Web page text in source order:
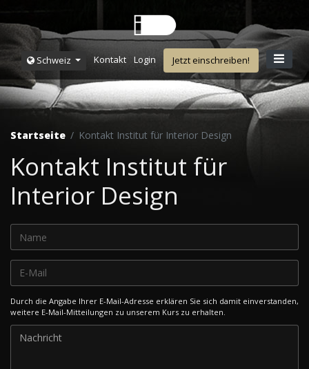
Schweiz Kontakt Login Jetzt einschreiben!
Startseite Kontakt Institut für Interior Design
Kontakt Institut für
Interior Design
Durch die Angabe Ihrer E-Mail-Adresse erklären Sie sich damit einverstanden,
weitere E-Mail-Mitteilungen zu unserem Kurs zu erhalten.